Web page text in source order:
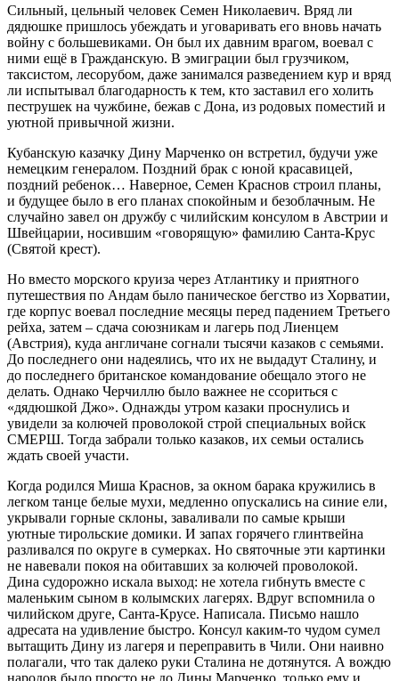
Сильный, цельный человек Семен Николаевич. Вряд ли
дядюшке пришлось убеждать и уговаривать его вновь начать
войну с большевиками. Он был их давним врагом, воевал с
ними ещё в Гражданскую. В эмиграции был грузчиком,
таксистом, лесорубом, даже занимался разведением кур и вряд
ли испытывал благодарность к тем, кто заставил его холить
пеструшек на чужбине, бежав с Дона, из родовых поместий и
уютной привычной жизни.
Кубанскую казачку Дину Марченко он встретил, будучи уже
немецким генералом. Поздний брак с юной красавицей,
поздний ребенок… Наверное, Семен Краснов строил планы,
и будущее было в его планах спокойным и безоблачным. Не
случайно завел он дружбу с чилийским консулом в Австрии и
Швейцарии, носившим «говорящую» фамилию Санта-Крус
(Святой крест).
Но вместо морского круиза через Атлантику и приятного
путешествия по Андам было паническое бегство из Хорватии,
где корпус воевал последние месяцы перед падением Третьего
рейха, затем – сдача союзникам и лагерь под Лиенцем
(Австрия), куда англичане согнали тысячи казаков с семьями.
До последнего они надеялись, что их не выдадут Сталину, и
до последнего британское командование обещало этого не
делать. Однако Черчиллю было важнее не ссориться с
«дядюшкой Джо». Однажды утром казаки проснулись и
увидели за колючей проволокой строй специальных войск
СМЕРШ. Тогда забрали только казаков, их семьи остались
ждать своей участи.
Когда родился Миша Краснов, за окном барака кружились в
легком танце белые мухи, медленно опускались на синие ели,
укрывали горные склоны, заваливали по самые крыши
уютные тирольские домики. И запах горячего глинтвейна
разливался по округе в сумерках. Но святочные эти картинки
не навевали покоя на обитавших за колючей проволокой.
Дина судорожно искала выход: не хотела гибнуть вместе с
маленьким сыном в колымских лагерях. Вдруг вспомнила о
чилийском друге, Санта-Крусе. Написала. Письмо нашло
адресата на удивление быстро. Консул каким-то чудом сумел
вытащить Дину из лагеря и переправить в Чили. Они наивно
полагали, что так далеко руки Сталина не дотянутся. А вождю
народов было просто не до Дины Марченко, только ему и